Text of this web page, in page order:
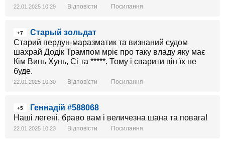
22.01.2025 10:29 Відповісти Посилання
+7
Старый зольдат
Старий пердун-маразматик та визнаний судом
шахрай Додік Трампом мріє про таку владу яку має
Кім Винь Хунь, Сі та *****. Тому і сварити він їх не
буде.
22.01.2025 10:30 Відповісти Посилання
+5
Геннадій #588068
Наші легені, браво вам і величезна шана та повага!
22.01.2025 10:23 Відповісти Посилання